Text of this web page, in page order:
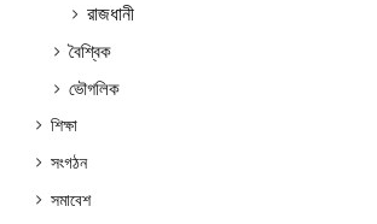
রাজধানী
বৈশ্বিক
ভৌগলিক
শিক্ষা
সংগঠন
সমাবেশ